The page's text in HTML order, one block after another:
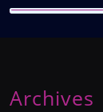
Archives